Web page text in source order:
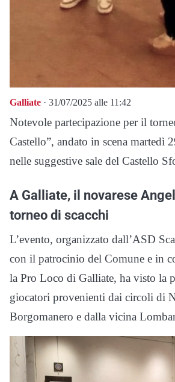
Galliate · 31/07/2025 alle 11:42
Notevole partecipazione per il
Castello”, andato in scena martedì
nelle suggestive sale del Castello
A Galliate, il novarese
torneo di scacchi
L’evento, organizzato dall’ASD
con il patrocinio del Comune e in
la Pro Loco di Galliate, ha visto la
giocatori provenienti dai circoli di
Borgomanero e dalla vicina